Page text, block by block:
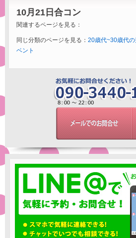
10月21日合コン
関連するページを見る：
同じ分類のページを見る： 20歳代~30歳代
ベント